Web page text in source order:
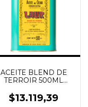
ACEITE BLEND DE
TERROIR 500ML
$13.119,39